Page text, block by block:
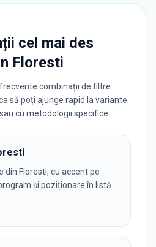
cel mai des
Floresti
combinații de filtre
să poți ajunge rapid la variante
cu metodologii specifice.
din Floresti, cu accent pe
și poziționare în listă.